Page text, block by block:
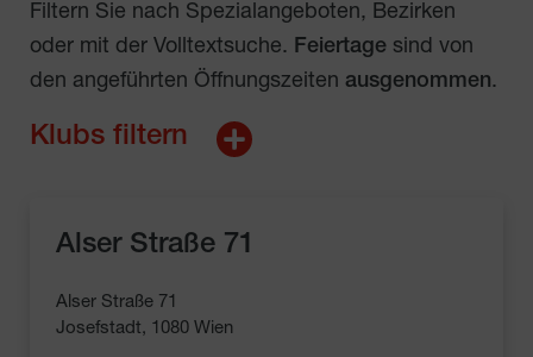
Filtern Sie nach Spezialangeboten, Bezirken
oder mit der Volltextsuche. Feiertage sind von
den angeführten Öffnungszeiten ausgenommen.
Klubs filtern
Alser Straße 71
Alser Straße 71
Josefstadt, 1080 Wien